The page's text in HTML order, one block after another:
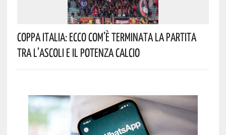
Coppa Italia: Ecco Com’è Terminata La Partita
Tra L’Ascoli E Il Potenza Calcio